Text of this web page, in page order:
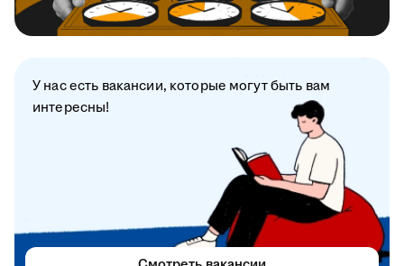
У нас есть вакансии, которые могут быть вам
интересны!